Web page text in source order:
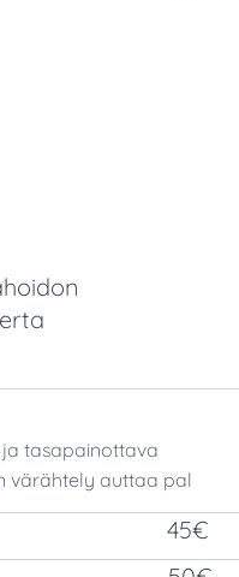
tasapainottava
värähtely auttaa pal
45€